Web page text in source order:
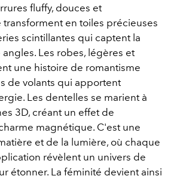
fluffy, douces et
transforment en toiles précieuses
scintillantes qui captent la
angles. Les robes, légères et
une histoire de romantisme
de volants qui apportent
Les dentelles se marient à
3D, créant un effet de
magnétique. C'est une
et de la lumière, où chaque
révèlent un univers de
étonner. La féminité devient ainsi